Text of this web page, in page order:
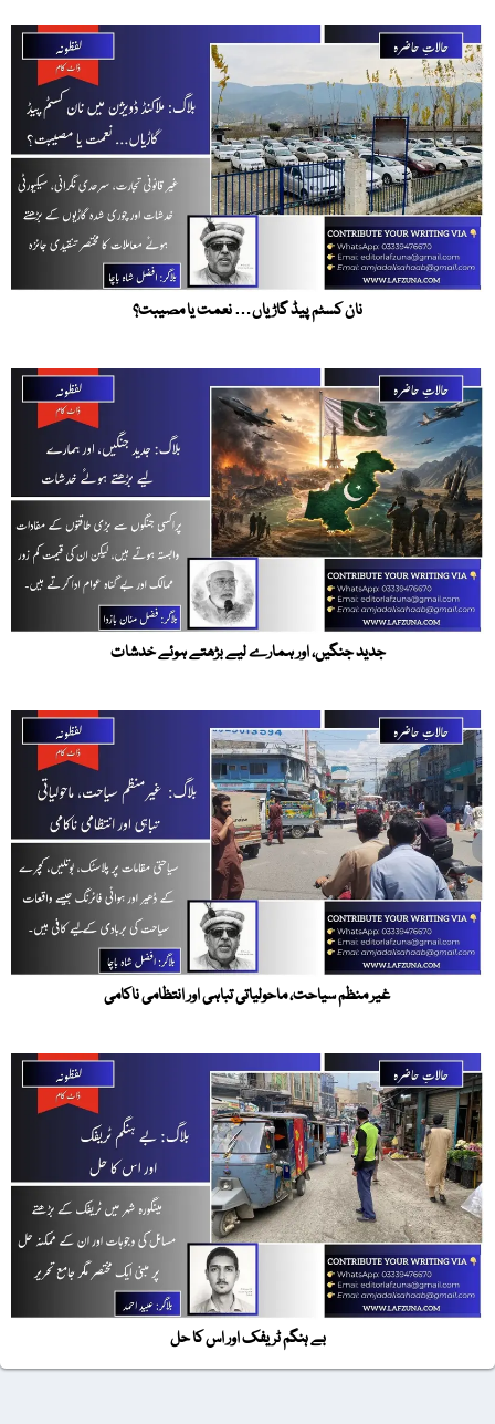
نان کسٹم پیڈ گاڑیاں… نعمت یا مصیبت؟
جدید جنگیں، اور ہمارے لیے بڑھتے ہوئے خدشات
غیر منظم سیاحت، ماحولیاتی تباہی اور انتظامی ناکامی
بے ہنگم ٹریفک اور اس کا حل